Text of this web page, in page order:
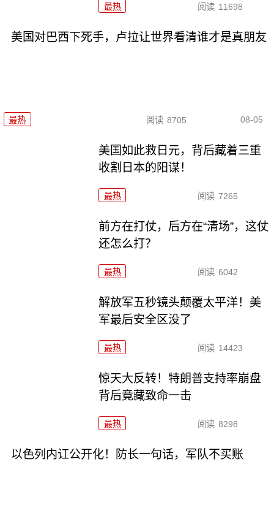
最热 阅读 11698
美国对巴西下死手，卢拉让世界看清谁才是真朋友
最热 阅读 8705 08-05
美国如此救日元，背后藏着三重
收割日本的阳谋！
最热 阅读 7265
前方在打仗，后方在“清场”，这仗
还怎么打？
最热 阅读 6042
解放军五秒镜头颠覆太平洋！美
军最后安全区没了
最热 阅读 14423
惊天大反转！特朗普支持率崩盘
背后竟藏致命一击
最热 阅读 8298
以色列内讧公开化！防长一句话，军队不买账